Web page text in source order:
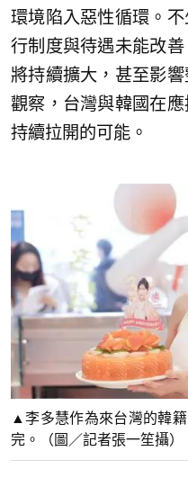
環境陷入惡性循環。
行制度與待遇未能改
將持續擴大，甚至影
觀察，台灣與韓國在
持續拉開的可能。
▲李多慧作為來台灣的韓
完。（圖／記者張一笙攝）